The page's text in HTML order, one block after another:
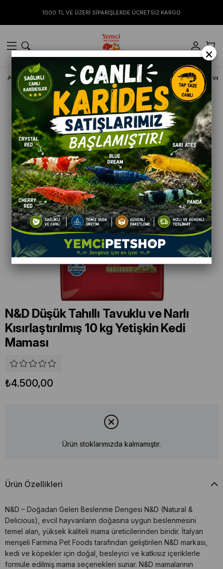
1000 TL VE ÜZERİ SİPARİŞLERDE ÜCRETSİZ KARGO
Anasayfa KEDİ Kuru Mamalar
N&D Düşük Tahıllı Tavuklu ve Narlı
Kısırlaştırılmış 10 kg Yetişkin Kedi
Maması
₺4.500,00
Ürün stoklarımızda kalmamıştır.
Ürün Özellikleri
N&D – Doğadan Gelen Beslenme Dengesi N&D (Natural &
Delicious), evcil hayvanların doğasına uygun beslenmesini
temel alan, yüksek kaliteli mama üreticilerinden biridir. İtalyan
menşeli Farmina Pet Foods tarafından geliştirilen N&D markası,
kedi ve köpekler için doğal, besleyici ve katkısız içeriklerle
formüle edilmiş mama seçenekleri sunar. N&D mamalarının
×